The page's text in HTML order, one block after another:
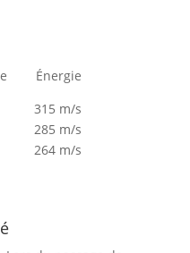
Énergie
m/s
m/s
m/s